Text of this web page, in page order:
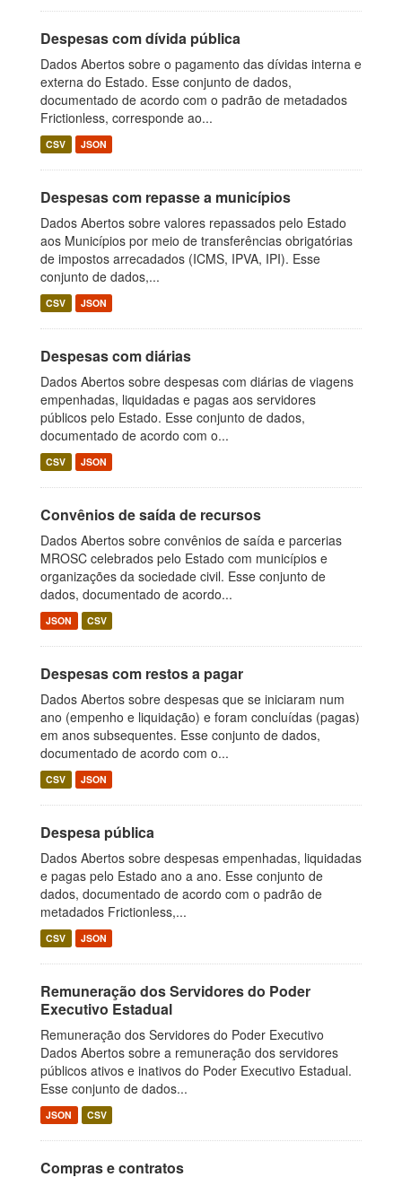
Despesas com dívida pública
Dados Abertos sobre o pagamento das dívidas interna e
externa do Estado. Esse conjunto de dados,
documentado de acordo com o padrão de metadados
Frictionless, corresponde ao...
CSV JSON
Despesas com repasse a municípios
Dados Abertos sobre valores repassados pelo Estado
aos Municípios por meio de transferências obrigatórias
de impostos arrecadados (ICMS, IPVA, IPI). Esse
conjunto de dados,...
CSV JSON
Despesas com diárias
Dados Abertos sobre despesas com diárias de viagens
empenhadas, liquidadas e pagas aos servidores
públicos pelo Estado. Esse conjunto de dados,
documentado de acordo com o...
CSV JSON
Convênios de saída de recursos
Dados Abertos sobre convênios de saída e parcerias
MROSC celebrados pelo Estado com municípios e
organizações da sociedade civil. Esse conjunto de
dados, documentado de acordo...
JSON CSV
Despesas com restos a pagar
Dados Abertos sobre despesas que se iniciaram num
ano (empenho e liquidação) e foram concluídas (pagas)
em anos subsequentes. Esse conjunto de dados,
documentado de acordo com o...
CSV JSON
Despesa pública
Dados Abertos sobre despesas empenhadas, liquidadas
e pagas pelo Estado ano a ano. Esse conjunto de
dados, documentado de acordo com o padrão de
metadados Frictionless,...
CSV JSON
Remuneração dos Servidores do Poder
Executivo Estadual
Remuneração dos Servidores do Poder Executivo
Dados Abertos sobre a remuneração dos servidores
públicos ativos e inativos do Poder Executivo Estadual.
Esse conjunto de dados...
JSON CSV
Compras e contratos